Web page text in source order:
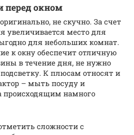
перед окном
не скучно. За счет
увеличивается место для
для небольших комнат.
к окну обеспечит отличную
в течение дня, не нужно
К плюсам относят и
– мыть посуду и
происходящим намного
сложности с